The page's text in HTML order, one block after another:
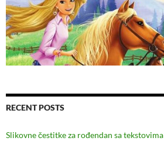
RECENT POSTS
Slikovne čestitke za rođendan sa tekstovima